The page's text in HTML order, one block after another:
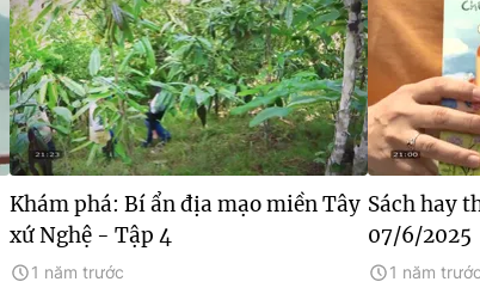
Khám phá: Bí ẩn địa mạo miền Tây
xứ Nghệ - Tập 4
1 năm trước
Sách hay
07/6/2025
1 năm trước